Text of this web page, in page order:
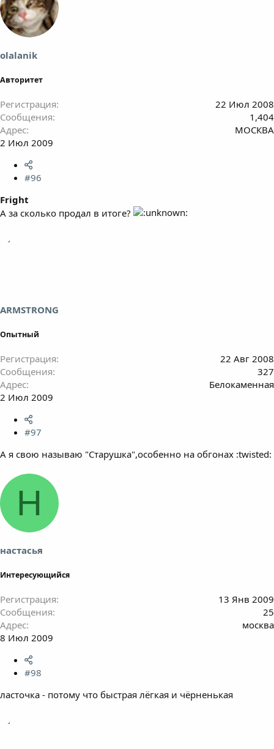
olalanik
Авторитет
Регистрация
22 Июл 2008
Сообщения
1,404
Адрес
МОСКВА
2 Июл 2009
#96
Fright
А за сколько продал в итоге?
ARMSTRONG
Опытный
Регистрация
22 Авг 2008
Сообщения
327
Адрес
Белокаменная
2 Июл 2009
#97
А я свою называю "Старушка",особенно на обгонах :twisted:
Н
настасья
Интересующийся
Регистрация
13 Янв 2009
Сообщения
25
Адрес
москва
8 Июл 2009
#98
ласточка - потому что быстрая лёгкая и чёрненькая